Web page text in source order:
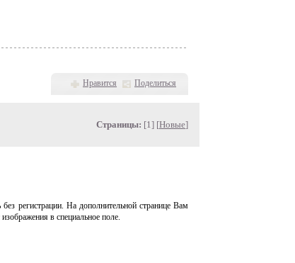
Нравится Поделиться
Страницы: [1] [Новые]
регистрации. На дополнительной странице Вам
в специальное поле.